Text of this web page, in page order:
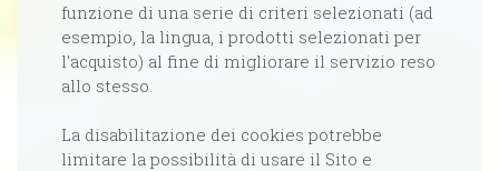
funzione di una serie di criteri selezionati (ad
esempio, la lingua, i prodotti selezionati per
l'acquisto) al fine di migliorare il servizio reso
allo stesso.
La disabilitazione dei cookies potrebbe
limitare la possibilità di usare il Sito e